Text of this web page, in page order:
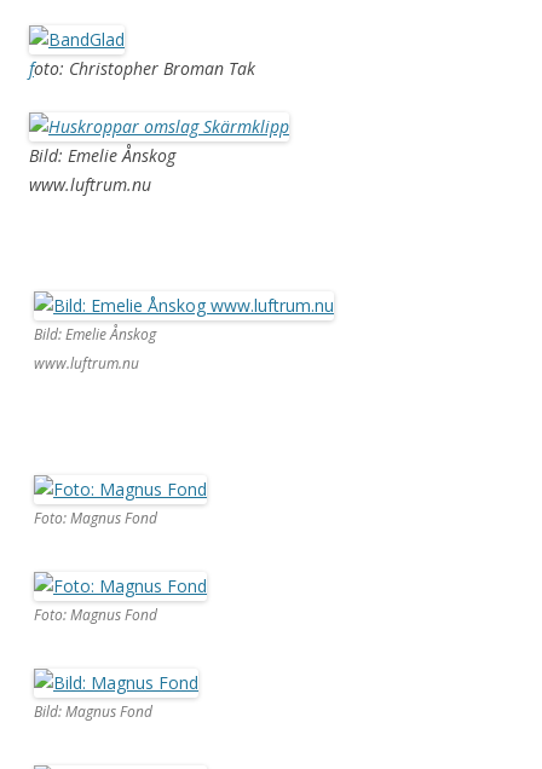
foto: Christopher Broman Tak
Bild: Emelie Ånskog
www.luftrum.nu
Bild: Emelie Ånskog
www.luftrum.nu
Foto: Magnus Fond
Foto: Magnus Fond
Bild: Magnus Fond